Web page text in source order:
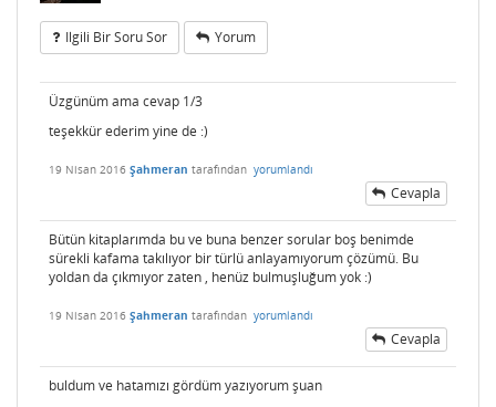
Ilgili Bir Soru Sor Yorum
Üzgünüm ama cevap 1/3
teşekkür ederim yine de :)
19 Nisan 2016 Şahmeran tarafından yorumlandı
Cevapla
Bütün kitaplarımda bu ve buna benzer sorular boş benimde
sürekli kafama takılıyor bir türlü anlayamıyorum çözümü. Bu
yoldan da çıkmıyor zaten , henüz bulmuşluğum yok :)
19 Nisan 2016 Şahmeran tarafından yorumlandı
Cevapla
buldum ve hatamızı gördüm yazıyorum şuan